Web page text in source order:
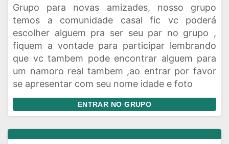
Grupo para novas amizades, nosso grupo
temos a comunidade casal fic vc poderá
escolher alguem pra ser seu par no grupo ,
fiquem a vontade para participar lembrando
que vc tambem pode encontrar alguem para
um namoro real tambem ,ao entrar por favor
se apresentar com seu nome idade e foto
ENTRAR NO GRUPO